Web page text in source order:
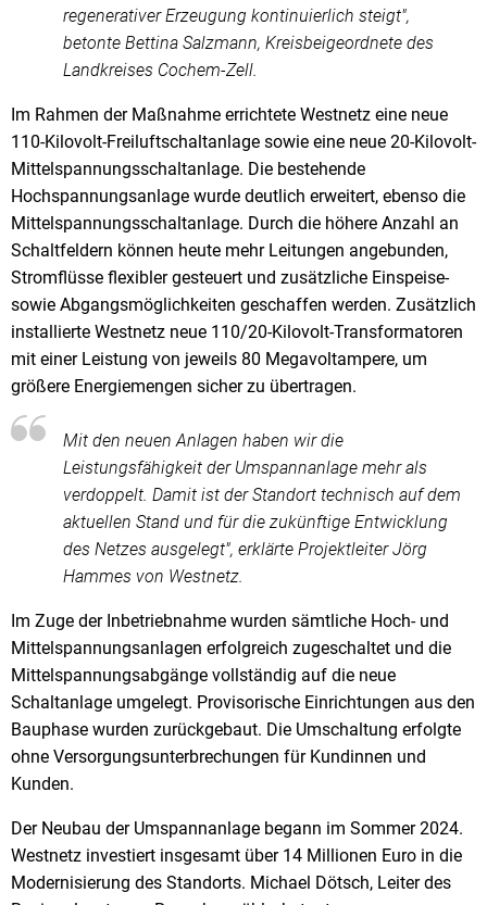
regenerativer Erzeugung kontinuierlich steigt",
betonte Bettina Salzmann, Kreisbeigeordnete des
Landkreises Cochem-Zell.
Im Rahmen der Maßnahme errichtete Westnetz eine neue
110-Kilovolt-Freiluftschaltanlage sowie eine neue 20-Kilovolt-
Mittelspannungsschaltanlage. Die bestehende
Hochspannungsanlage wurde deutlich erweitert, ebenso die
Mittelspannungsschaltanlage. Durch die höhere Anzahl an
Schaltfeldern können heute mehr Leitungen angebunden,
Stromflüsse flexibler gesteuert und zusätzliche Einspeise-
sowie Abgangsmöglichkeiten geschaffen werden. Zusätzlich
installierte Westnetz neue 110/20-Kilovolt-Transformatoren
mit einer Leistung von jeweils 80 Megavoltampere, um
größere Energiemengen sicher zu übertragen.
Mit den neuen Anlagen haben wir die
Leistungsfähigkeit der Umspannanlage mehr als
verdoppelt. Damit ist der Standort technisch auf dem
aktuellen Stand und für die zukünftige Entwicklung
des Netzes ausgelegt", erklärte Projektleiter Jörg
Hammes von Westnetz.
Im Zuge der Inbetriebnahme wurden sämtliche Hoch- und
Mittelspannungsanlagen erfolgreich zugeschaltet und die
Mittelspannungsabgänge vollständig auf die neue
Schaltanlage umgelegt. Provisorische Einrichtungen aus den
Bauphase wurden zurückgebaut. Die Umschaltung erfolgte
ohne Versorgungsunterbrechungen für Kundinnen und
Kunden.
Der Neubau der Umspannanlage begann im Sommer 2024.
Westnetz investiert insgesamt über 14 Millionen Euro in die
Modernisierung des Standorts. Michael Dötsch, Leiter des